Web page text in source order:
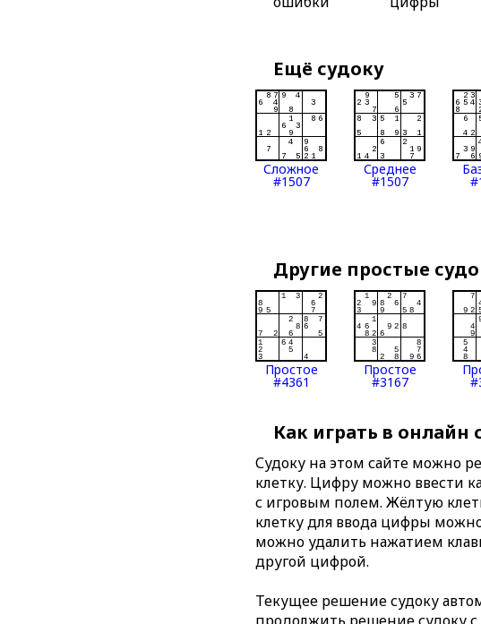
Ещё судоку
Сложное
#1507
Среднее
#1507
Другие простые
Простое
#4361
Простое
#3167
Как играть в онлайн
Судоку на этом сайте можно
клетку. Цифру можно ввести
с игровым полем. Жёлтую
клетку для ввода цифры
можно удалить нажатием
другой цифрой.
Текущее решение судоку